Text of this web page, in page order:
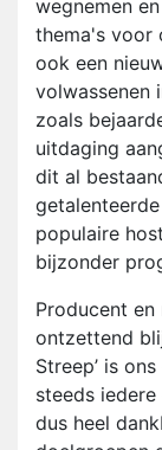
wegnemen
thema's voor
ook een
volwassenen
zoals
uitdaging
dit al
populaire
bijzonder
Producent en
ontzettend
Streep’ is
steeds
dus heel